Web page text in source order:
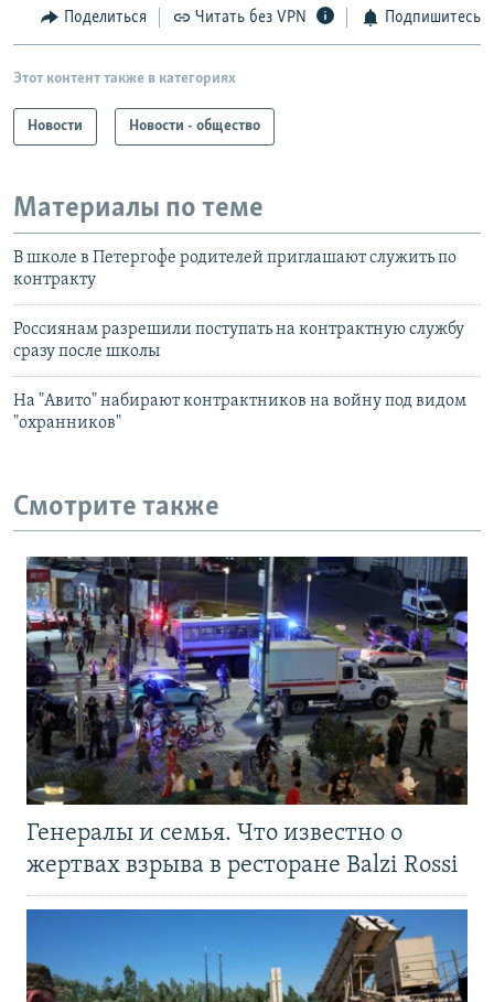
Поделиться Читать без VPN Подпишитесь
Этот контент также в категориях
Новости Новости - общество
Материалы по теме
В школе в Петергофе родителей приглашают служить по
контракту
Россиянам разрешили поступать на контрактную службу
сразу после школы
На "Авито" набирают контрактников на войну под видом
"охранников"
Смотрите также
Генералы и семья. Что известно о
жертвах взрыва в ресторане Balzi Rossi